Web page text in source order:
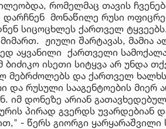
რომელმაც თავის
დარჩნენ მონაწილე რუსი
სიცოცხლეს ქართველ
ჟიული შარტავას, მამია
აყვანილი ქართველი
ისეთი სიტყვა არ უნდა
მებრძოლებს და ქართველ
და რუსული სააგენტოების მიერ
დონეზე არიან
პირად გვერდს უვარდებიან
- წერს გიორგი